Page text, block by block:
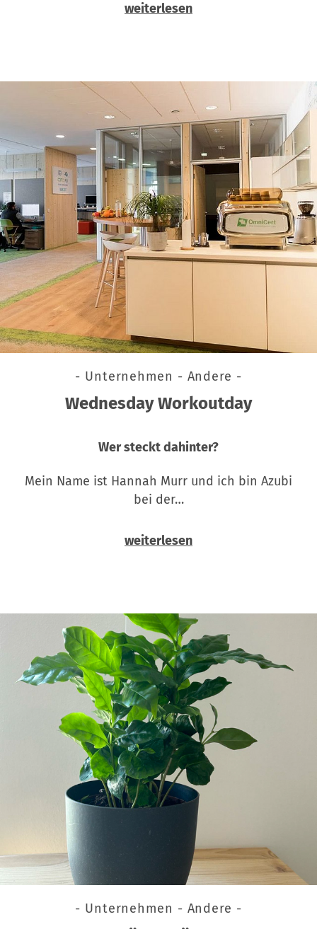
weiterlesen
- Unternehmen - Andere -
Wednesday Workoutday
Wer steckt dahinter?
Mein Name ist Hannah Murr und ich bin Azubi
bei der…
weiterlesen
- Unternehmen - Andere -